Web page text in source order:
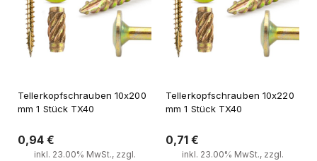
Tellerkopfschrauben 10x200
mm 1 Stück TX40
0,94 €
inkl. 23.00% MwSt., zzgl.
Tellerkopfschrauben 10x220
mm 1 Stück TX40
0,71 €
inkl. 23.00% MwSt., zzgl.